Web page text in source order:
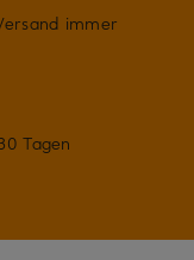
immer
Tagen